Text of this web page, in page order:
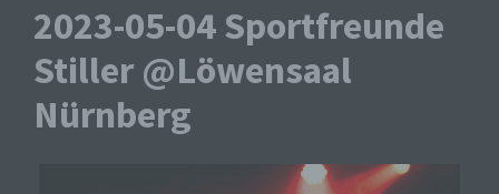
2023-05-04 Sportfreunde
Stiller @Löwensaal
Nürnberg